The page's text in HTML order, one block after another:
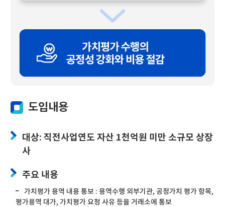
도입내용
대상: 직전사업연도 자산 1천억원 미만 소규모 상장
사
주요 내용
가치평가 용역 내용 통보 : 용역수행 외부기관, 공정가치 평가 항목,
평가용역 대가, 가치평가 요청 사유 등을 거래소에 통보